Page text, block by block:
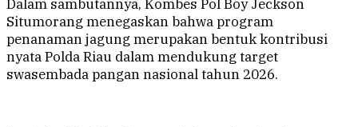
Dalam sambutannya, Kombes Pol Boy Jeckson
Situmorang menegaskan bahwa program
penanaman jagung merupakan bentuk kontribusi
nyata Polda Riau dalam mendukung target
swasembada pangan nasional tahun 2026.